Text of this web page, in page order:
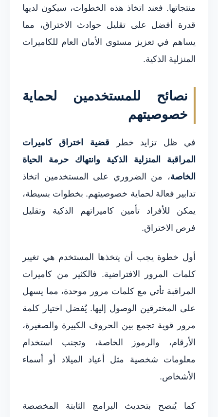
منتجاتها. فعند اتخاذ هذه الخطوات، سيكون لديها
قدرة أفضل على تقليل حوادث الاختراق، مما
يساهم في تعزيز مستوى الأمان العام للكاميرات
المنزلية الذكية.
نصائح للمستخدمين لحماية
خصوصيتهم
في ظل تزايد خطر قضية اختراق كاميرات
المراقبة المنزلية الذكية وانتهاك حرمة الحياة
الخاصة، من الضروري على المستخدمين اتخاذ
تدابير فعالة لحماية خصوصيتهم. بخطوات بسيطة،
يمكن للأفراد تأمين كاميراتهم الذكية وتقليل
فرص الاختراق.
أول خطوة يجب أن يتخذها المستخدم هي تغيير
كلمات المرور الافتراضية. فالكثير من كاميرات
المراقبة تأتي مع كلمات مرور موحدة، مما يسهل
على المخترقين الوصول إليها. يُفضل اختيار كلمة
مرور قوية تجمع بين الحروف الكبيرة والصغيرة،
الأرقام، والرموز الخاصة، وتجنب استخدام
معلومات شخصية مثل أعياد الميلاد أو أسماء
الأشخاص.
كما يُنصح بتحديث البرامج الثابتة المخصصة